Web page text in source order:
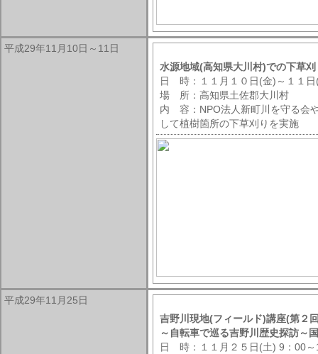
平成29年11月10日～11日
水源地域(高知県大川村)での下草
日 時：１１月１０日(金)～１１日
場 所：高知県土佐郡大川村
内 容：NPO法人新町川を守る会
して植樹箇所の下草刈りを実施
平成29年11月25日
吉野川現地(フィールド)講座(第２
～自転車で巡る吉野川歴史探訪～
日 時：１１月２５日(土) 9：00～